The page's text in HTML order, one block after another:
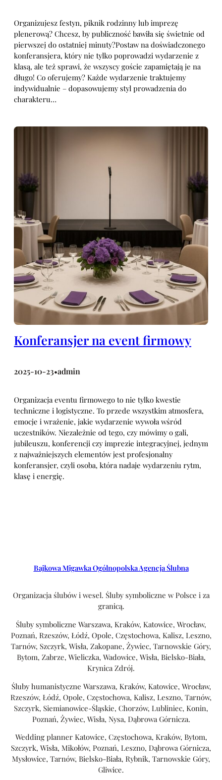
Organizujesz festyn, piknik rodzinny lub imprezę
plenerową? Chcesz, by publiczność bawiła się świetnie od
pierwszej do ostatniej minuty?Postaw na doświadczonego
konferansjera, który nie tylko poprowadzi wydarzenie z
klasą, ale też sprawi, że wszyscy goście zapamiętają je na
długo! Co oferujemy? Każde wydarzenie traktujemy
indywidualnie – dopasowujemy styl prowadzenia do
charakteru…
Konferansjer na event firmowy
2025-10-23•admin
Organizacja eventu firmowego to nie tylko kwestie
techniczne i logistyczne. To przede wszystkim atmosfera,
emocje i wrażenie, jakie wydarzenie wywoła wśród
uczestników. Niezależnie od tego, czy mówimy o gali,
jubileuszu, konferencji czy imprezie integracyjnej, jednym
z najważniejszych elementów jest profesjonalny
konferansjer, czyli osoba, która nadaje wydarzeniu rytm,
klasę i energię.
Bajkowa Migawka Ogólnopolska Agencja Ślubna
Organizacja ślubów i wesel. Śluby symboliczne w Polsce i za
granicą.
Śluby symboliczne Warszawa, Kraków, Katowice, Wrocław,
Poznań, Rzeszów, Łódź, Opole, Częstochowa, Kalisz, Leszno,
Tarnów, Szczyrk, Wisła, Zakopane, Żywiec, Tarnowskie Góry,
Bytom, Zabrze, Wieliczka, Wadowice, Wisła, Bielsko-Biała,
Krynica Zdrój.
Śluby humanistyczne Warszawa, Kraków, Katowice, Wrocław,
Rzeszów, Łódź, Opole, Częstochowa, Kalisz, Leszno, Tarnów,
Szczyrk, Siemianowice-Śląskie, Chorzów, Lubliniec, Konin,
Poznań, Żywiec, Wisła, Nysa, Dąbrowa Górnicza.
Wedding planner Katowice, Częstochowa, Kraków, Bytom,
Szczyrk, Wisła, Mikołów, Poznań, Leszno, Dąbrowa Górnicza,
Mysłowice, Tarnów, Bielsko-Biała, Rybnik, Tarnowskie Góry,
Gliwice.